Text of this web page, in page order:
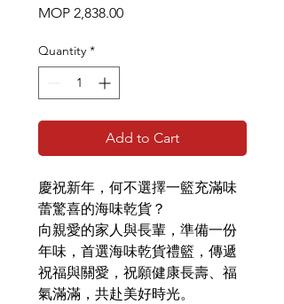
MOP 2,838.00Price
Quantity *
Add to Cart
慶祝新年，何不選擇一籃充滿味
蕾驚喜的海味乾貨？
向親愛的家人與長輩，準備一份
年味，首選海味乾貨禮籃，傳遞
祝福與關愛，祝願健康長壽、福
氣滿滿，共赴美好時光。